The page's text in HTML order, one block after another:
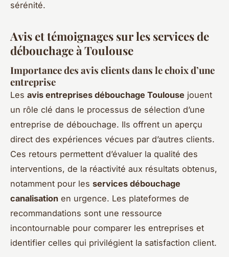
sérénité.
Avis et témoignages sur les services de
débouchage à Toulouse
Importance des avis clients dans le choix d’une
entreprise
Les avis entreprises débouchage Toulouse jouent
un rôle clé dans le processus de sélection d’une
entreprise de débouchage. Ils offrent un aperçu
direct des expériences vécues par d’autres clients.
Ces retours permettent d’évaluer la qualité des
interventions, de la réactivité aux résultats obtenus,
notamment pour les services débouchage
canalisation en urgence. Les plateformes de
recommandations sont une ressource
incontournable pour comparer les entreprises et
identifier celles qui privilégient la satisfaction client.